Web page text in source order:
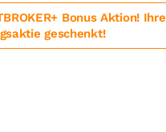
Bonus Aktion! Ihre
geschenkt!